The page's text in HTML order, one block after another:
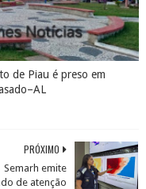
de Piau é preso em
PRÓXIMO
Semarh emite
de atenção